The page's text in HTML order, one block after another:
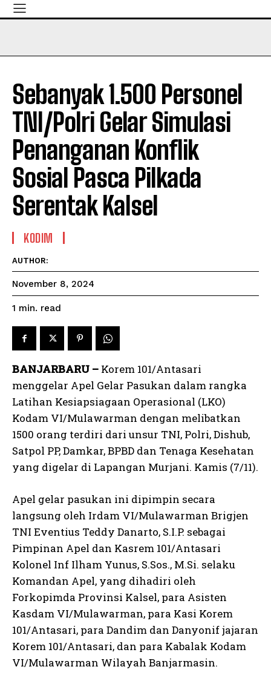
Sebanyak 1.500 Personel
TNI/Polri Gelar Simulasi
Penanganan Konflik
Sosial Pasca Pilkada
Serentak Kalsel
KODIM
AUTHOR:
November 8, 2024
1 min. read
BANJARBARU – Korem 101/Antasari
menggelar Apel Gelar Pasukan dalam rangka
Latihan Kesiapsiagaan Operasional (LKO)
Kodam VI/Mulawarman dengan melibatkan
1500 orang terdiri dari unsur TNI, Polri, Dishub,
Satpol PP, Damkar, BPBD dan Tenaga Kesehatan
yang digelar di Lapangan Murjani. Kamis (7/11).
Apel gelar pasukan ini dipimpin secara
langsung oleh Irdam VI/Mulawarman Brigjen
TNI Eventius Teddy Danarto, S.I.P. sebagai
Pimpinan Apel dan Kasrem 101/Antasari
Kolonel Inf Ilham Yunus, S.Sos., M.Si. selaku
Komandan Apel, yang dihadiri oleh
Forkopimda Provinsi Kalsel, para Asisten
Kasdam VI/Mulawarman, para Kasi Korem
101/Antasari, para Dandim dan Danyonif jajaran
Korem 101/Antasari, dan para Kabalak Kodam
VI/Mulawarman Wilayah Banjarmasin.